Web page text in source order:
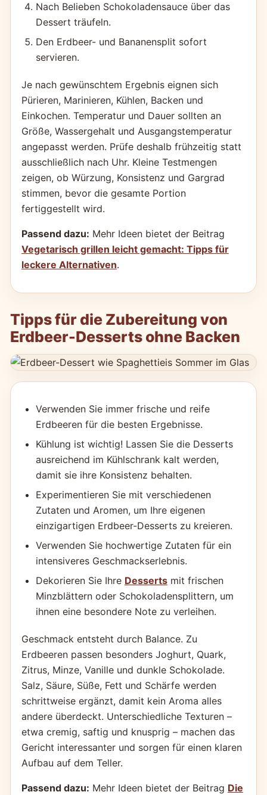
Nach Belieben Schokoladensauce über das
Dessert träufeln.
Den Erdbeer- und Bananensplit sofort
servieren.
Je nach gewünschtem Ergebnis eignen sich
Pürieren, Marinieren, Kühlen, Backen und
Einkochen. Temperatur und Dauer sollten an
Größe, Wassergehalt und Ausgangstemperatur
angepasst werden. Prüfe deshalb frühzeitig statt
ausschließlich nach Uhr. Kleine Testmengen
zeigen, ob Würzung, Konsistenz und Gargrad
stimmen, bevor die gesamte Portion
fertiggestellt wird.
Passend dazu: Mehr Ideen bietet der Beitrag
Vegetarisch grillen leicht gemacht: Tipps für
leckere Alternativen.
Tipps für die Zubereitung von
Erdbeer-Desserts ohne Backen
Verwenden Sie immer frische und reife
Erdbeeren für die besten Ergebnisse.
Kühlung ist wichtig! Lassen Sie die Desserts
ausreichend im Kühlschrank kalt werden,
damit sie ihre Konsistenz behalten.
Experimentieren Sie mit verschiedenen
Zutaten und Aromen, um Ihre eigenen
einzigartigen Erdbeer-Desserts zu kreieren.
Verwenden Sie hochwertige Zutaten für ein
intensiveres Geschmackserlebnis.
Dekorieren Sie Ihre Dessertsmit frischen
Minzblättern oder Schokoladensplittern, um
ihnen eine besondere Note zu verleihen.
Geschmack entsteht durch Balance. Zu
Erdbeeren passen besonders Joghurt, Quark,
Zitrus, Minze, Vanille und dunkle Schokolade.
Salz, Säure, Süße, Fett und Schärfe werden
schrittweise ergänzt, damit kein Aroma alles
andere überdeckt. Unterschiedliche Texturen –
etwa cremig, saftig und knusprig – machen das
Gericht interessanter und sorgen für einen klaren
Aufbau auf dem Teller.
Passend dazu: Mehr Ideen bietet der Beitrag Die